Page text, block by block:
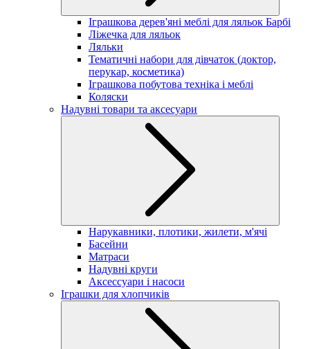
Іграшкова дерев'яні меблі для ляльок Барбі
Ліжечка для ляльок
Ляльки
Тематичні набори для дівчаток (доктор,
перукар, косметика)
Іграшкова побутова техніка і меблі
Коляски
Надувні товари та аксесуари
Нарукавники, плотики, жилети, м'ячі
Басейни
Матраси
Надувні круги
Аксессуари і насоси
Іграшки для хлопчиків